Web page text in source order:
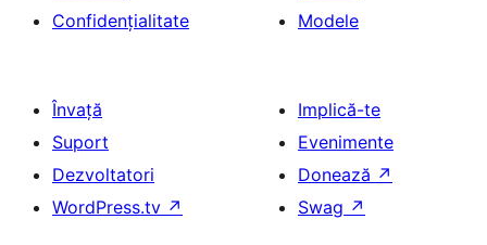
Confidențialitate
Modele
Învață
Suport
Dezvoltatori
WordPress.tv ↗
Implică-te
Evenimente
Donează ↗
Swag ↗